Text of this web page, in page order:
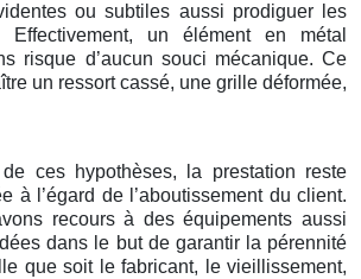
ou subtiles aussi prodiguer les
Effectivement, un élément en métal
risque d’aucun souci mécanique. Ce
un ressort cassé, une grille déformée,
ces hypothèses, la prestation reste
à l’égard de l’aboutissement du client.
recours à des équipements aussi
dans le but de garantir la pérennité
que soit le fabricant, le vieillissement,